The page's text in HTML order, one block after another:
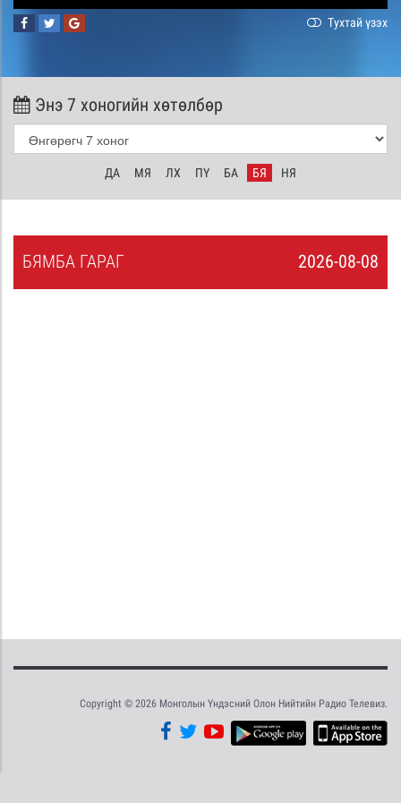
Тухтай үзэх
Энэ 7 хоногийн хөтөлбөр
ДА МЯ ЛХ ПҮ БА БЯ НЯ
2026-08-08
БЯМБА ГАРАГ
Copyright © 2026 Монголын Үндэсний Олон Нийтийн Радио Телевиз.